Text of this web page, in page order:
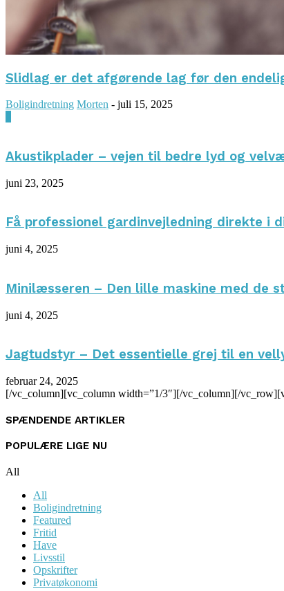
Slidlag er det afgørende lag før den
Boligindretning Morten - juli 15, 2025
Akustikplader – vejen til bedre lyd og
juni 23, 2025
Få professionel gardinvejledning direkte i
juni 4, 2025
Minilæsseren – Den lille maskine med de
juni 4, 2025
Jagtudstyr – Det essentielle grej til en
februar 24, 2025
[/vc_column][vc_column width=”1/3″][/vc_column][/
SPÆNDENDE ARTIKLER
POPULÆRE LIGE NU
All
All
Boligindretning
Featured
Fritid
Have
Livsstil
Opskrifter
Privatøkonomi